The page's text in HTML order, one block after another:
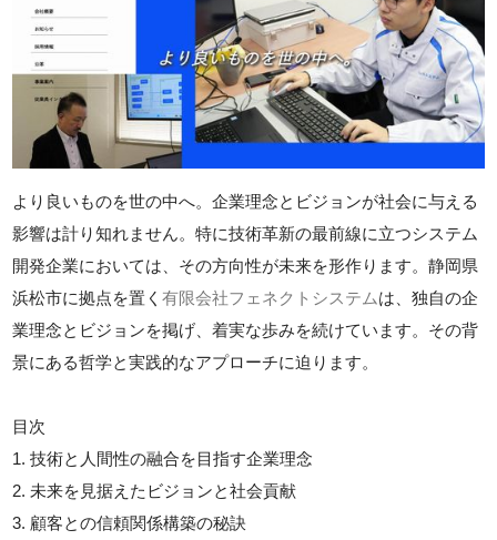
より良いものを世の中へ。企業理念とビジョンが社会に与える
影響は計り知れません。特に技術革新の最前線に立つシステム
開発企業においては、その方向性が未来を形作ります。静岡県
浜松市に拠点を置く有限会社フェネクトシステムは、独自の企
業理念とビジョンを掲げ、着実な歩みを続けています。その背
景にある哲学と実践的なアプローチに迫ります。
目次
1. 技術と人間性の融合を目指す企業理念
2. 未来を見据えたビジョンと社会貢献
3. 顧客との信頼関係構築の秘訣